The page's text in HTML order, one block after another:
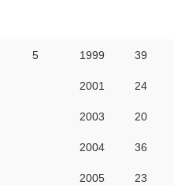
5 1999
2001
2003
2004
2005
39
24
20
36
23